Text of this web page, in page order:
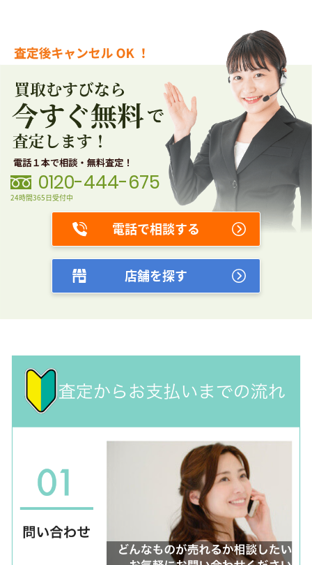
0120-444-675
24時間365日受付中
電話で相談する
店舗を探す